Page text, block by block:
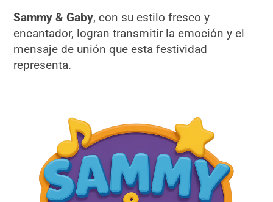
Sammy & Gaby, con su estilo fresco y
encantador, logran transmitir la emoción y el
mensaje de unión que esta festividad
representa.